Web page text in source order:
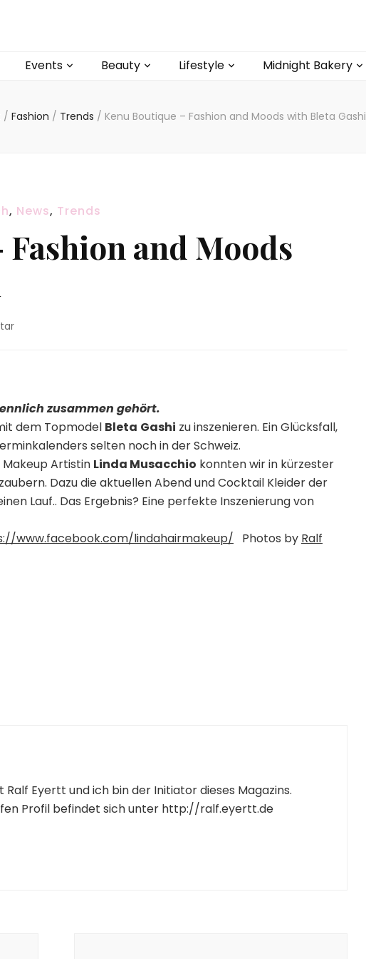
Events Beauty Lifestyle Midnight Bakery
/ Fashion / Trends / Kenu Boutique – Fashion and Moods with Bleta Gashi
, News, Trends
and Moods
zu
and
Moods
with
Bleta
Gashi
zusammen gehört.
dem Topmodel Bleta Gashi zu inszenieren. Ein Glücksfall,
selten noch in der Schweiz.
Makeup Artistin Linda Musacchio konnten wir in kürzester
Dazu die aktuellen Abend und Cocktail Kleider der
Lauf.. Das Ergebnis? Eine perfekte Inszenierung von
www.facebook.com/lindahairmakeup/ Photos by Ralf
Ralf Eyertt und ich bin der Initiator dieses Magazins.
Profil befindet sich unter http://ralf.eyertt.de